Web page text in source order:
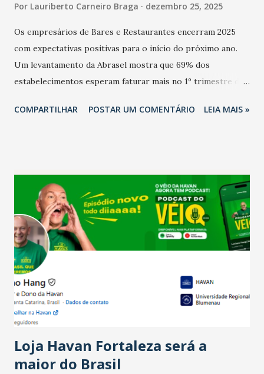
Por Lauriberto Carneiro Braga dezembro 25, 2025
Os empresários de Bares e Restaurantes encerram 2025
com expectativas positivas para o início do próximo ano.
Um levantamento da Abrasel mostra que 69% dos
estabelecimentos esperam faturar mais no 1º trimestre de
relação ao último trimestre deste ano, 56% também
confraternizações de fim de ano e pelo pagamento do 13º
Salário para um número maior de trabalhadores, já que o
país tem a menor taxa de desemprego dos anos recentes.
Ainda segundo a Pesquisa, em novembro de 2025, 40% dos
bares e restaurantes operaram com lucro e outros 40%
registraram equilíbrio financeiro. Já o percentual de
estabelecimentos no prejuízo ficou em 19%, pouco abaixo
do observado no mês anterior. Outros 1% não existiam em
novembro. Em relação a outubro, o faturamento também
cresceu. De acordo com a pesquisa, 44% dos n...
COMPARTILHAR POSTAR UM COMENTÁRIO LEIA MAIS »
Loja Havan Fortaleza será a
maior do Brasil